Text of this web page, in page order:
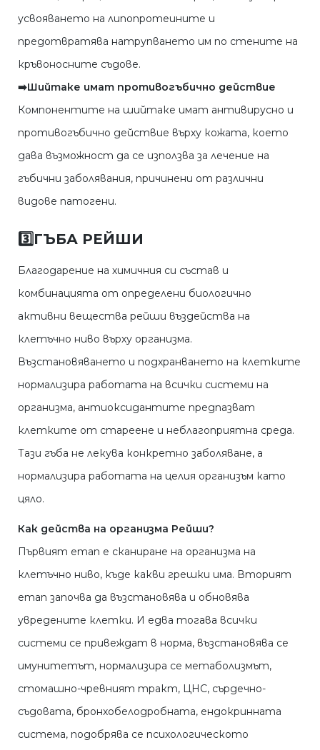
усвояването на липопротеините и
предотвратява натрупването им по стените на
кръвоносните съдове.
➡️Шийтаке имат противогъбично действие
Компонентите на шийтаке имат антивирусно и
противогъбично действие върху кожата, което
дава възможност да се използва за лечение на
гъбични заболявания, причинени от различни
видове патогени.
3️⃣ГЪБА РЕЙШИ
Благодарение на химичния си състав и
комбинацията от определени биологично
активни вещества рейши въздейства на
клетъчно ниво върху организма.
Възстановяването и подхранването на клетките
нормализира работата на всички системи на
организма, антиоксидантите предпазват
клетките от стареене и неблагоприятна среда.
Тази гъба не лекува конкретно заболяване, а
нормализира работата на целия организъм като
цяло.
Как действа на организма Рейши?
Първият етап е сканиране на организма на
клетъчно ниво, къде какви грешки има. Вторият
етап започва да възстановява и обновява
увредените клетки. И едва тогава всички
системи се привеждат в норма, възстановява се
имунитетът, нормализира се метаболизмът,
стомашно-чревният тракт, ЦНС, сърдечно-
съдовата, бронхобелодробната, ендокринната
система, подобрява се психологическото